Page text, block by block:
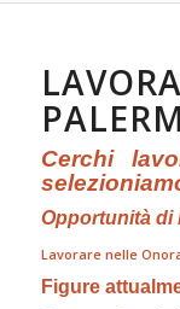
Cerchi
Opportunità di
Lavorare nelle
Figure